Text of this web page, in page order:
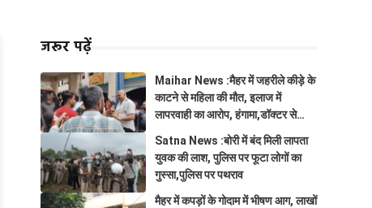
जरूर पढ़ें
Maihar News :मैहर में जहरीले कीड़े के
काटने से महिला की मौत, इलाज में
लापरवाही का आरोप, हंगामा,डॉक्टर से
Satna News :बोरी में बंद मिली लापता
युवक की लाश, पुलिस पर फूटा लोगों का
गुस्सा,पुलिस पर पथराव
मैहर में कपड़ों के गोदाम में भीषण आग, लाखों